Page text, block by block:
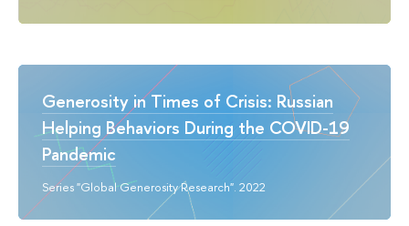
Generosity in Times of Crisis: Russian
Helping Behaviors During the COVID-19
Pandemic
Series "Global Generosity Research". 2022